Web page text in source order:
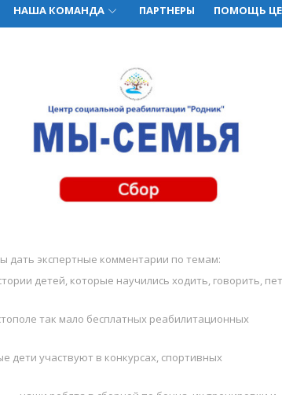
НАША КОМАНДА ПАРТНЕРЫ ПОМОЩЬ
экспертные комментарии по темам:
детей, которые научились ходить, говорить,
так мало бесплатных реабилитационных
дети участвуют в конкурсах, спортивных